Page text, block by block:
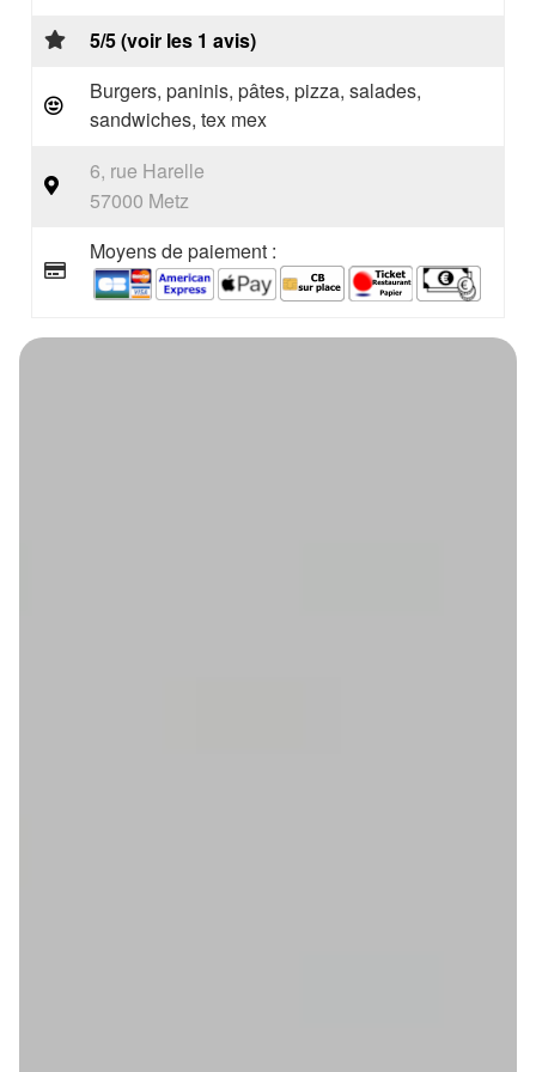
5/5 (voir les 1 avis)
Burgers, paninis, pâtes, pizza, salades,
sandwiches, tex mex
6, rue Harelle
57000 Metz
Moyens de paiement :